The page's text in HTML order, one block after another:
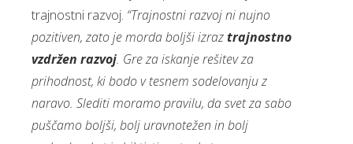
trajnostni razvoj. “Trajnostni razvoj ni nujno
pozitiven, zato je morda boljši izraztrajnostno
vzdržen razvoj. Gre za iskanje rešitev za
prihodnost, ki bodo v tesnem sodelovanju z
naravo. Slediti moramo pravilu, da svet za sabo
puščamo boljši, bolj uravnotežen in bolj